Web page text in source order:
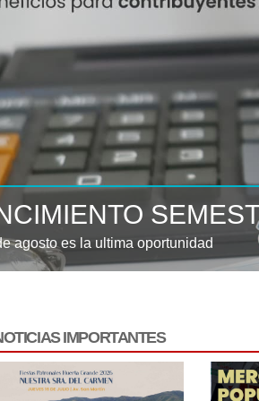
agosto es la ultima oportunidad
IMPORTANTES